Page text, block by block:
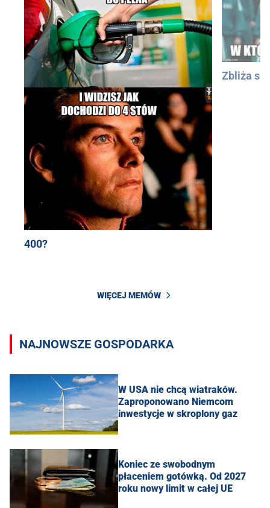
400?
Zbliża się
WIĘCEJ MEMÓW
NAJNOWSZE GOSPODARKA
W USA nie chcą wiatraków.
Zaproponowano Niemcom
inwestycje w skroplony gaz
Koniec ze swobodnym
płaceniem gotówką. Od 2027
roku nowy limit w całej UE